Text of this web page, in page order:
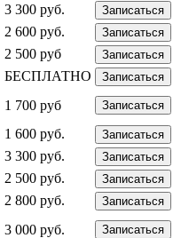
3 300 руб. Записаться
2 600 руб. Записаться
2 500 руб Записаться
БЕСПЛАТНО Записаться
1 700 руб Записаться
1 600 руб. Записаться
3 300 руб. Записаться
2 500 руб. Записаться
2 800 руб. Записаться
3 000 руб. Записаться